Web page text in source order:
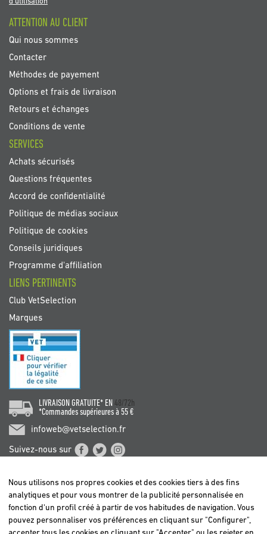
ATTENTION AU CLIENT
Qui nous sommes
Contacter
Méthodes de payement
Options et frais de livraison
Retours et échanges
Conditions de vente
SERVICES
Achats sécurisés
Questions fréquentes
Accord de confidentialité
Politique de médias sociaux
Politique de cookies
Conseils juridiques
Programme d'affiliation
LIENS PERTINENTS
Club VetSelection
Marques
LIVRAISON GRATUITE* EN 48/72h
*Commandes supérieures à 55 €
infoweb@vetselection.fr
Suivez-nous sur
BELGIË / BELGIQUE
Nous utilisons nos propres cookies et des cookies tiers à des fins
analytiques et pour vous montrer de la publicité personnalisée en
fonction d'un profil créé à partir de vos habitudes de navigation. Vous
pouvez personnaliser vos préférences en cliquant sur "Configurer",